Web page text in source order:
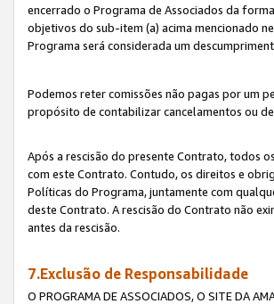
encerrado o Programa de Associados da
objetivos do sub-item (a) acima mencionado
Programa será considerada um
Podemos reter comissões não pagas por um
propósito de contabilizar cancelamentos ou
Após a rescisão do presente Contrato, todos
com este Contrato. Contudo, os direitos e
Políticas do Programa, juntamente com
deste Contrato. A rescisão do Contrato não
antes da rescisão.
7.Exclusão de Responsabilidade
O PROGRAMA DE ASSOCIADOS, O SITE DA